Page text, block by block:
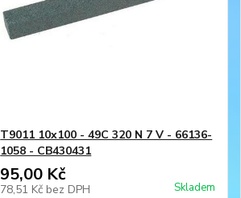
T9011 10x100 - 49C 320 N 7 V - 66136-
1058 - CB430431
95,00 Kč
78,51 Kč bez DPH Skladem